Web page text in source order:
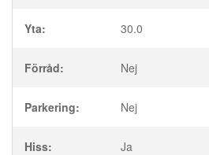
Yta: 30.0
Förråd: Nej
Parkering: Nej
Hiss: Ja